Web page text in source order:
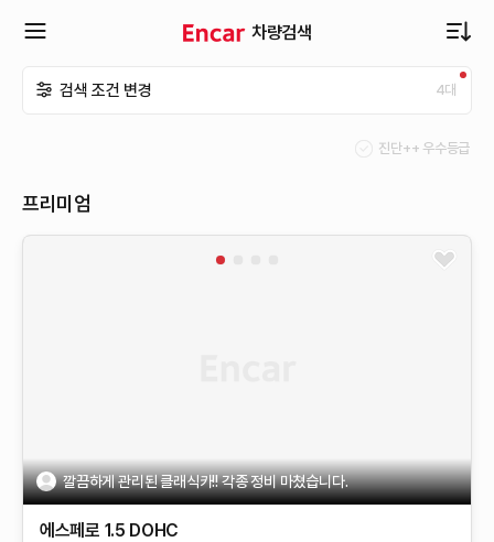
차량검색
뉴
검색 조건 변경 4대
진단++ 우수등급
프리미엄
깔끔하게 관리된 클래식카!! 각종 정비 마쳤습니다.
에스페로 1.5 DOHC